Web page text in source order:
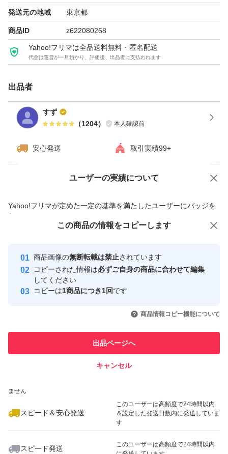
【重要】完全消去をしております。
HDDを接続しても認識しないので使えないとのクレーム
をいただくことがございます。
フォーマットしないと使用出来ません。
ハードウェアの知識がない等によりご心配であれば、事前
にこちらでご要望の構成に設定してから発送いたしますの
発送元の地域 東京都
商品ID z622080268
Yahoo!フリマは全品送料無料・匿名配送
代金は運営が一旦預かり、評価後、出品者に支払われます
出品者
すず
（1204） 本人確認前
安心発送 取引実績99+
ユーザーの実績について
Yahoo!フリマが定めた一定の基準を満たしたユーザーにバッジを
付与しています
安心取引出品者
心・安全なユーザーです
取引実績
引を完了させた実績があります
での取引実績があります
ません
スピード＆安心発送
このユーザーは高頻度で24時間以内
＆設定した発送日数内に発送していま
す
スピード発送
このユーザーは高頻度で24時間以内
価格の相談 商品への質問
この商品の情報をコピーします
商品画像の無断転載は禁止されています
コピーされた情報は必ずご自身の商品に合わせて編集
してください
コピーは1商品につき1回です
商品情報コピー機能について
出品ページへ
キャンセル
この商品をみている人にオススメ